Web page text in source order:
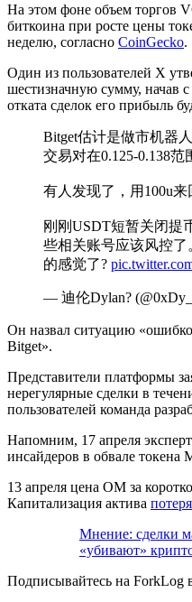
На этом фоне объем торгов
биткоина при росте цены
неделю, согласно CoinGecko.
Один из пользователей X
шестизначную сумму, начав
отката сделок его прибыль
Bitget估计是做市机器
交易对在0.125-0.138
有人发现了，用100u
刚刚USDT短暂关闭提
些相关账号应该风控
的感觉了?
— 迪伦Dylan?
Он назвал ситуацию
Bitget».
Представители платформы
нерегулярные сделки в
пользователей команда
Напомним, 17 апреля
инсайдеров в обвале токена
13 апреля цена OM за
Капитализация актива
Мнение: сделки
«убивают»
Подписывайтесь на ForkLog